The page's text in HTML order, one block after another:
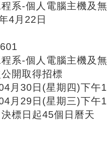
系-個人電腦主機及
4月22日
系-個人電腦主機及
開取得招標
月30日(星期四)下午
月29日(星期三)下午
標日起45個日曆天